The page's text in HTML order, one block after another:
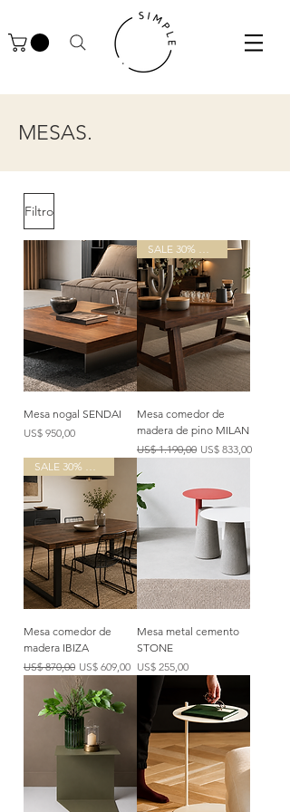
MESAS.
Filtro
Mesa nogal SENDAI
Precio
US$ 950,00
SALE 30% OFF
Mesa comedor de
madera de pino MILAN
Precio
US$ 1.190,00 Precio de oferta
US$ 833,00
SALE 30% OFF
Mesa comedor de
madera IBIZA
Precio
US$ 870,00 Precio de oferta
US$ 609,00
Mesa metal cemento
STONE
Precio
US$ 255,00